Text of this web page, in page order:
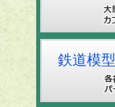
鉄道模型